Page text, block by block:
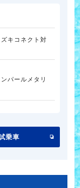
キコネクト対
パールメタリ
乗車